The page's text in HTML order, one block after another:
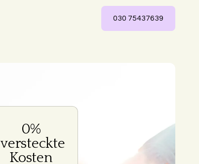
030 75437639
0%
versteckte
Kosten